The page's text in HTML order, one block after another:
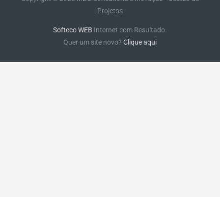
Projetos
Softeco WEB Internet com Resultado.
Quer um site novo? Clique aqui